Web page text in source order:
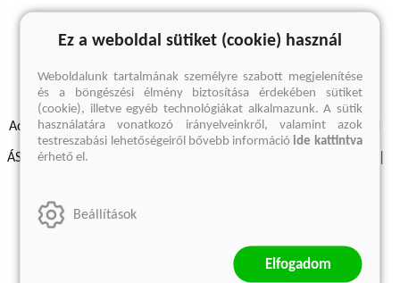
A keresett kifejezésre nincs találat
Adatvédelmi szabályzatok Elállási felmondási nyilatkozat
ÁSZF - Vásárlási feltételek
Szállítási információk
Ez a weboldal sütiket (cookie) használ
Weboldalunk tartalmának személyre szabott megjelenítése
és a böngészési élmény biztosítása érdekében sütiket
(cookie), illetve egyéb technológiákat alkalmazunk. A sütik
használatára vonatkozó irányelveinkről, valamint azok
testreszabási lehetőségeiről bővebb információide kattintva
érhető el.
Beállítások
Elfogadom